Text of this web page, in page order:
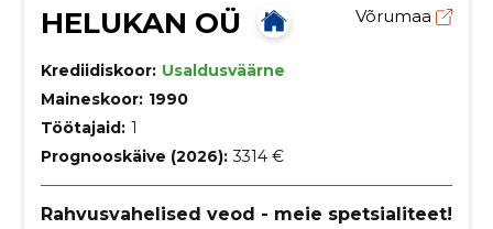
HELUKAN OÜ Võrumaa
Krediidiskoor: Usaldusväärne
Maineskoor: 1990
Töötajaid: 1
Prognooskäive (2026): 3314 €
Rahvusvahelised veod - meie spetsialiteet!